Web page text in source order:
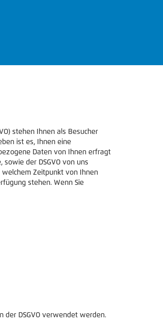
stehen Ihnen als Besucher
ist es, Ihnen eine
Daten von Ihnen erfragt
der DSGVO von uns
Zeitpunkt von Ihnen
stehen. Wenn Sie
der DSGVO verwendet werden.